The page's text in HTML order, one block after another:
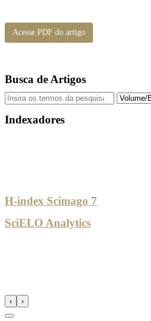
Acesse PDF do artigo
Busca de Artigos
Indexadores
H-index Scimago 7
SciELO Analytics
‹ ›